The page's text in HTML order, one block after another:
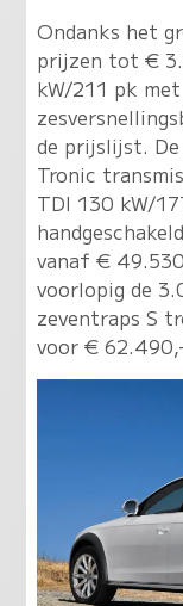
Ondanks het
prijzen tot €
kW/211 pk
de prijslijst.
Tronic
TDI 130 kW/
vanaf €
voorlopig de
zeventraps S
voor €